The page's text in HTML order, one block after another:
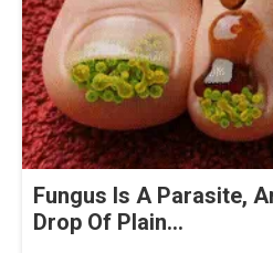
Fungus Is A Parasite,
Drop Of Plain...